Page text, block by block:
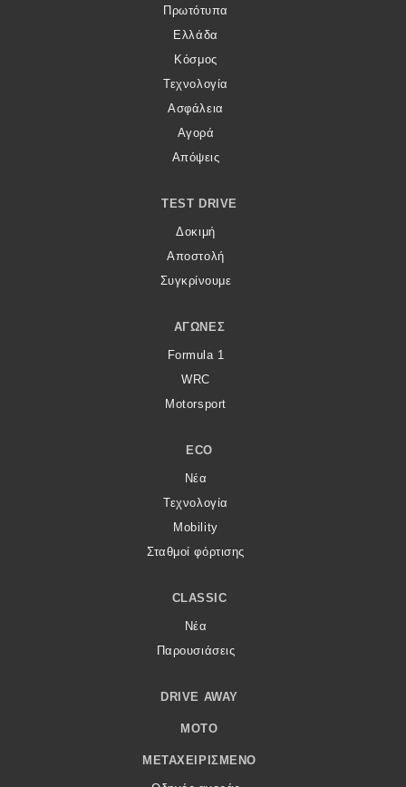
Πρωτότυπα
Ελλάδα
Κόσμος
Τεχνολογία
Ασφάλεια
Αγορά
Απόψεις
TEST DRIVE
Δοκιμή
Αποστολή
Συγκρίνουμε
ΑΓΏΝΕΣ
Formula 1
WRC
Motorsport
ECO
Νέα
Τεχνολογία
Mobility
Σταθμοί φόρτισης
CLASSIC
Νέα
Παρουσιάσεις
DRIVE AWAY
MOTO
ΜΕΤΑΧΕΙΡΙΣΜΈΝΟ